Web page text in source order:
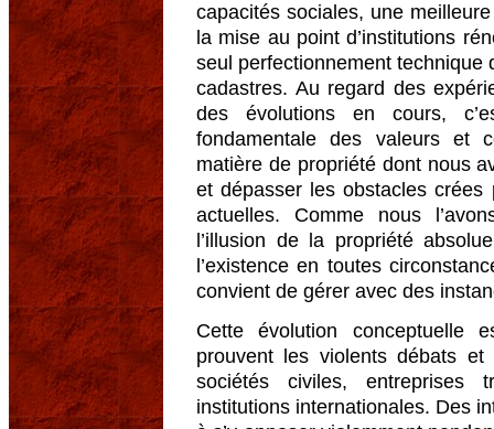
capacités sociales, une
la mise au point d’institutions
seul perfectionnement technique
cadastres. Au regard des
des évolutions en cours,
fondamentale des valeurs et
matière de propriété dont nous
et dépasser les obstacles
actuelles. Comme nous
l’illusion de la propriété
l’existence en toutes
convient de gérer avec des
Cette évolution conceptuelle
prouvent les violents débats
sociétés civiles, entreprises
institutions internationales. Des